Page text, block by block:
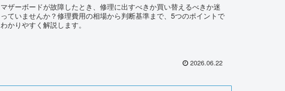
マザーボードが故障したとき、修理に出すべきか買い替えるべきか迷
っていませんか？修理費用の相場から判断基準まで、5つのポイントで
わかりやすく解説します。
2026.06.22